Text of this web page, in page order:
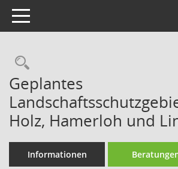
Toggle navigation
Rechercheauswahl
Geplantes
Holz, Hamerloh und
Informationen